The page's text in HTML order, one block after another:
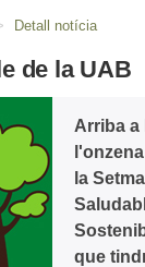
Detall notícia
de la UAB
Arriba a
la
que